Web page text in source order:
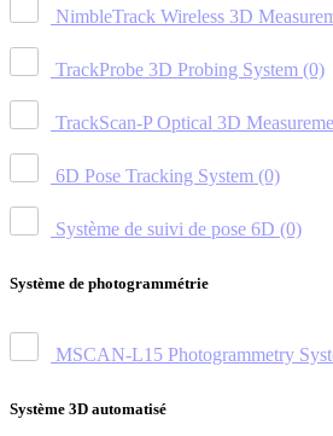
NimbleTrack Wireless 3D
TrackProbe 3D Probing System (0)
TrackScan-P Optical 3D
6D Pose Tracking System (0)
Système de suivi de pose 6D (0)
Système de photogrammétrie
MSCAN-L15 Photogrammetry
Système 3D automatisé